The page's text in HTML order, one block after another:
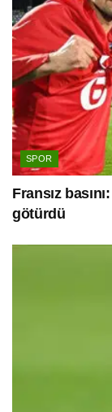
SPOR
Fransız
götürdü